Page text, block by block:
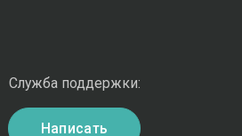
Служба поддержки:
Написать